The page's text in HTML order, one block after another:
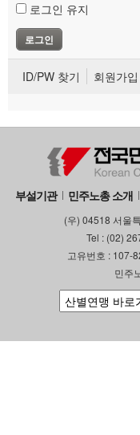
로그인 유지
ID/PW 찾기 회원가입
부설기관 민주노총 소개
(우) 04518 서울
Tel : (02)
고유번호 : 107-
민주